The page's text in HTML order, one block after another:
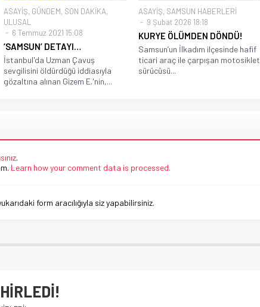
ASAYİŞ, GÜNDEM, SON DAKİKA,
ULUSAL
6 Temmuz 2021 15:08
‘SAMSUN’ DETAYI…
İstanbul'da Uzman Çavuş
sevgilisini öldürdüğü iddiasıyla
gözaltına alınan Gizem E.'nin,...
ASAYİŞ, SAMSUN HABERLERİ
9 Şubat 2026 18:18
KURYE ÖLÜMDEN DÖNDÜ!
Samsun’un İlkadım ilçesinde hafif
ticari araç ile çarpışan motosiklet
sürücüsü...
.
Learn how your comment data is processed.
form aracılığıyla siz yapabilirsiniz.